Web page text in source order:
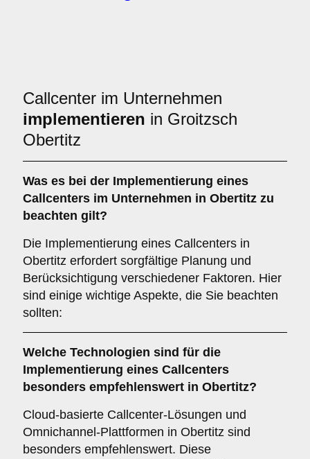
Callcenter im Unternehmen
implementieren in Groitzsch
Obertitz
Was es bei der Implementierung eines
Callcenters im Unternehmen in Obertitz zu
beachten gilt?
Die Implementierung eines Callcenters in
Obertitz erfordert sorgfältige Planung und
Berücksichtigung verschiedener Faktoren. Hier
sind einige wichtige Aspekte, die Sie beachten
sollten:
Welche Technologien sind für die
Implementierung eines Callcenters
besonders empfehlenswert in Obertitz?
Cloud-basierte Callcenter-Lösungen und
Omnichannel-Plattformen in Obertitz sind
besonders empfehlenswert. Diese